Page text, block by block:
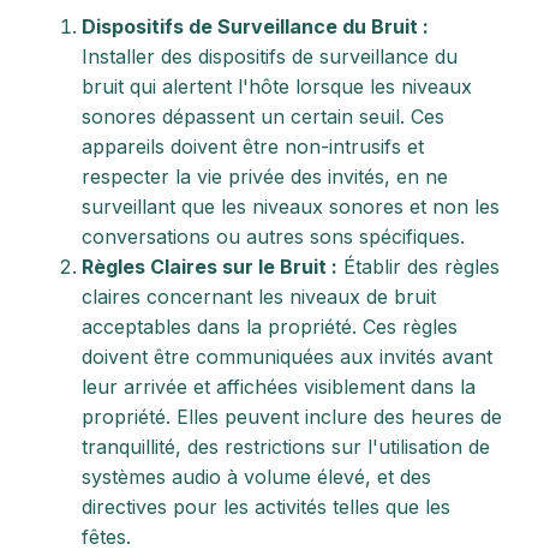
Dispositifs de Surveillance du Bruit :
Installer des dispositifs de surveillance du
bruit qui alertent l'hôte lorsque les niveaux
sonores dépassent un certain seuil. Ces
appareils doivent être non-intrusifs et
respecter la vie privée des invités, en ne
surveillant que les niveaux sonores et non les
conversations ou autres sons spécifiques.
Règles Claires sur le Bruit : Établir des règles
claires concernant les niveaux de bruit
acceptables dans la propriété. Ces règles
doivent être communiquées aux invités avant
leur arrivée et affichées visiblement dans la
propriété. Elles peuvent inclure des heures de
tranquillité, des restrictions sur l'utilisation de
systèmes audio à volume élevé, et des
directives pour les activités telles que les
fêtes.